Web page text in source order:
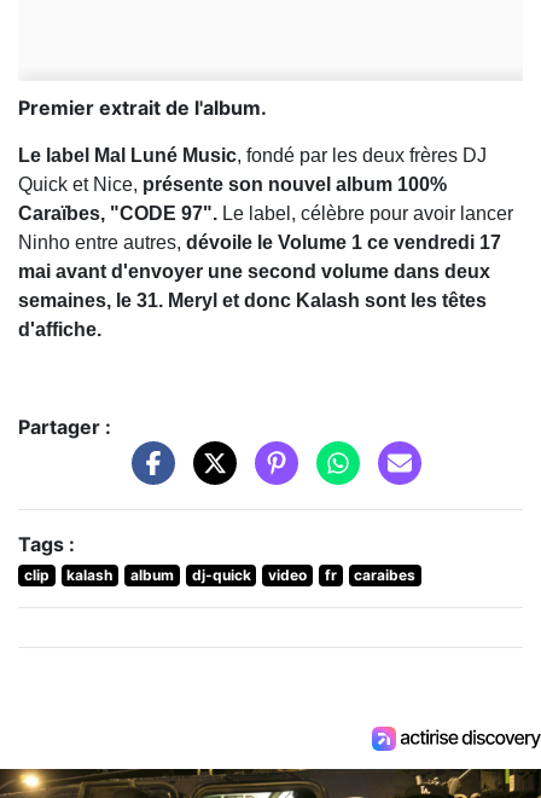
Premier extrait de l'album.
Le label Mal Luné Music, fondé par les deux frères DJ
Quick et Nice, présente son nouvel album 100%
Caraïbes, "CODE 97". Le label, célèbre pour avoir lancer
Ninho entre autres, dévoile le Volume 1 ce vendredi 17
mai avant d'envoyer une second volume dans deux
semaines, le 31. Meryl et donc Kalash sont les têtes
d'affiche.
Partager :
Tags :
clip kalash album dj-quick video fr caraibes